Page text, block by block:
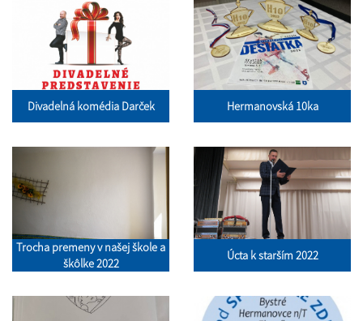
Divadelná komédia Darček Hermanovská 10ka
Trocha premeny v našej škole a
škôlke 2022
Úcta k starším 2022